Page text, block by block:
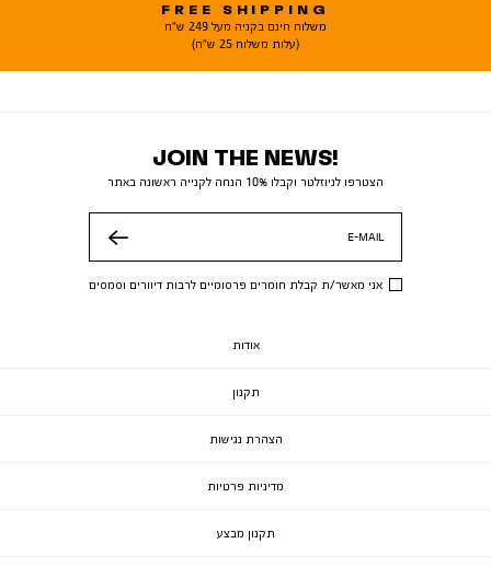
FREE SHIPPING
משלוח חינם בקניה מעל 249 ש"ח
(עלות משלוח 25 ש"ח)
JOIN THE NEWS!
הצטרפו לניוזלטר וקבלו 10% הנחה לקנייה ראשונה באתר
E-MAIL
אני מאשר/ת קבלת חומרים פרסומיים לרבות דיוורים וסמסים
אודות
תקנון
הצהרת נגישות
מדיניות פרטיות
תקנון מבצע